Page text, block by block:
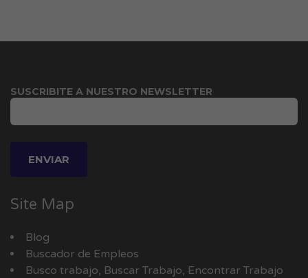
SUSCRIBITE A NUESTRO NEWSLETTER
Site Map
Blog
Buscador de Empleos
Busco trabajo, Buscar Trabajo, Encontrar Trabajo